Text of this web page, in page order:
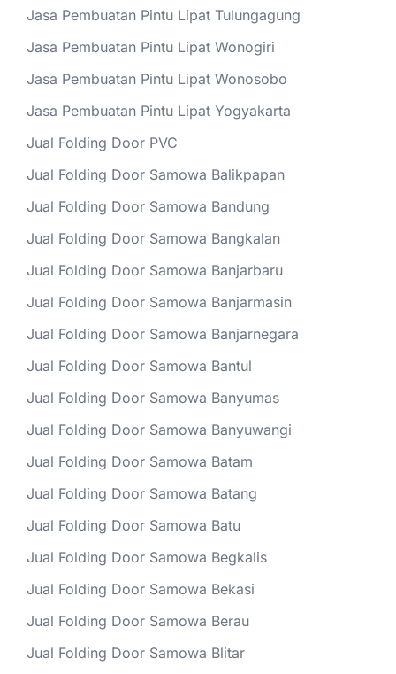
Jasa Pembuatan Pintu Lipat Tulungagung
Jasa Pembuatan Pintu Lipat Wonogiri
Jasa Pembuatan Pintu Lipat Wonosobo
Jasa Pembuatan Pintu Lipat Yogyakarta
Jual Folding Door PVC
Jual Folding Door Samowa Balikpapan
Jual Folding Door Samowa Bandung
Jual Folding Door Samowa Bangkalan
Jual Folding Door Samowa Banjarbaru
Jual Folding Door Samowa Banjarmasin
Jual Folding Door Samowa Banjarnegara
Jual Folding Door Samowa Bantul
Jual Folding Door Samowa Banyumas
Jual Folding Door Samowa Banyuwangi
Jual Folding Door Samowa Batam
Jual Folding Door Samowa Batang
Jual Folding Door Samowa Batu
Jual Folding Door Samowa Begkalis
Jual Folding Door Samowa Bekasi
Jual Folding Door Samowa Berau
Jual Folding Door Samowa Blitar